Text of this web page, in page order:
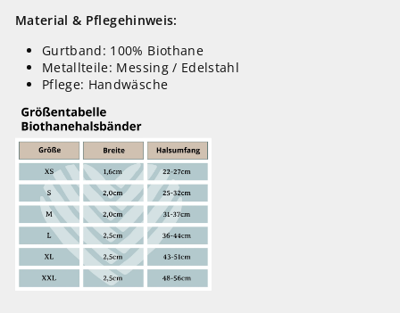
Material & Pflegehinweis:
Gurtband: 100% Biothane
Metallteile: Messing / Edelstahl
Pflege: Handwäsche